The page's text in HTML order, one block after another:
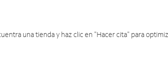
una tienda y haz clic en "Hacer cita" para